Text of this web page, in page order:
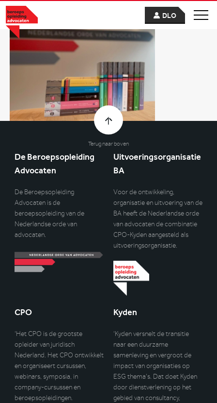
DLO
Terug naar boven
De Beroepsopleiding
Advocaten
De Beroepsopleiding
Advocaten is de
beroepsopleiding van de
Nederlandse orde van
advocaten.
Uitvoeringsorganisatie
BA
Voor de ontwikkeling,
organisatie en uitvoering van de
BA heeft de Nederlandse orde
van advocaten de combinatie
CPO-Kyden aangesteld als
uitvoeringsorganisatie.
CPO
‘Het CPO is de grootste
opleider van juridisch
Nederland. Het CPO ontwikkelt
en organiseert cursussen,
webinars, symposia, in
company-cursussen en
beroepsopleidingen.
Kyden
‘Kyden versnelt de transitie
naar een duurzame
samenleving en vergroot de
impact van organisaties op
ESG thema’s. Dat doet Kyden
door dienstverlening op het
gebied van consultancy,